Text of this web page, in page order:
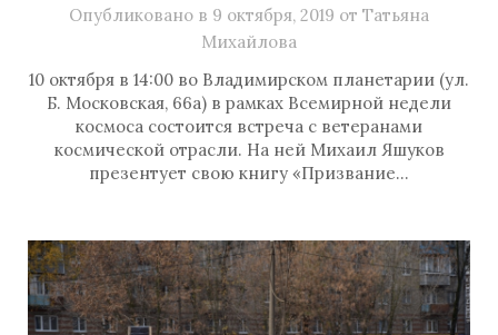
Опубликовано в 9 октября, 2019 от Татьяна
Михайлова
10 октября в 14:00 во Владимирском планетарии (ул.
Б. Московская, 66а) в рамках Всемирной недели
космоса состоится встреча с ветеранами
космической отрасли. На ней Михаил Яшуков
презентует свою книгу «Призвание…